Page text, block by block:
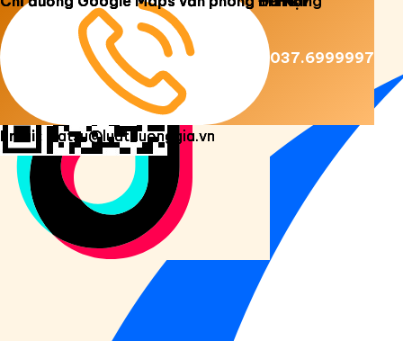
Copyright 2026 © Luật Dương Gia